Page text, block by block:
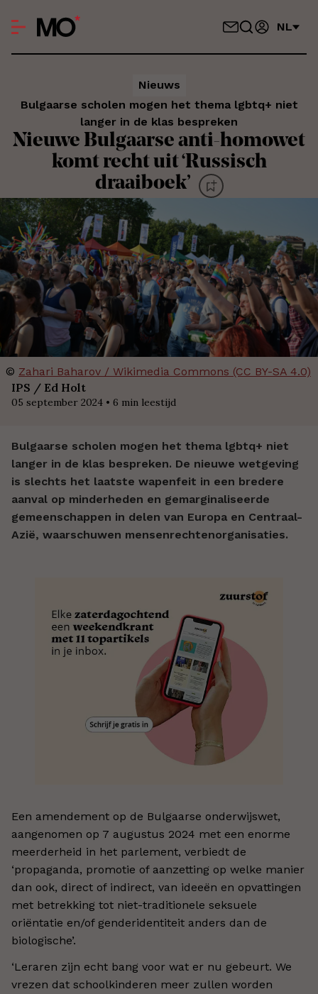
NL
Nieuws
Bulgaarse scholen mogen het thema lgbtq+ niet
langer in de klas bespreken
Nieuwe Bulgaarse anti-homowet
komt recht uit ‘Russisch
draaiboek’
© Zahari Baharov / Wikimedia Commons (CC BY-SA 4.0)
IPS / Ed Holt
05 september 2024 • 6 min leestijd
Bulgaarse scholen mogen het thema lgbtq+ niet
langer in de klas bespreken. De nieuwe wetgeving
is slechts het laatste wapenfeit in een bredere
aanval op minderheden en gemarginaliseerde
gemeenschappen in delen van Europa en Centraal-
Azië, waarschuwen mensenrechtenorganisaties.
Een amendement op de Bulgaarse onderwijswet,
aangenomen op 7 augustus 2024 met een enorme
meerderheid in het parlement, verbiedt de
‘propaganda, promotie of aanzetting op welke manier
dan ook, direct of indirect, van ideeën en opvattingen
met betrekking tot niet-traditionele seksuele
oriëntatie en/of genderidentiteit anders dan de
biologische’.
‘Leraren zijn echt bang voor wat er nu gebeurt. We
vrezen dat schoolkinderen meer zullen worden